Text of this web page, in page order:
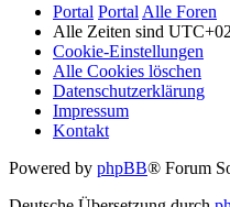
Portal Portal Alle Foren
Alle Zeiten sind
Cookie-Einstellungen
Alle Cookies löschen
Datenschutzerklärung
Impressum
Kontakt
Powered by phpBB® Forum